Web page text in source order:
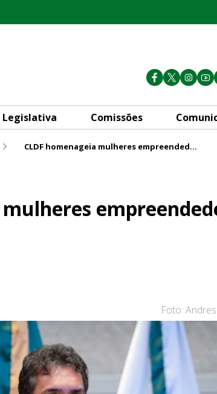
Comissões
CLDF homenageia mulheres empreendedoras nesta segunda-feira (10)
Foto: